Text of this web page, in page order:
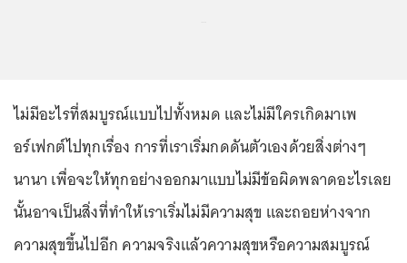
ไม่มีอะไรที่สมบูรณ์แบบไปทั้งหมด และไม่มีใครเกิดมาเพ
อร์เฟกต์ไปทุกเรื่อง การที่เราเริ่มกดดันตัวเองด้วยสิ่งต่างๆ
นานา เพื่อจะให้ทุกอย่างออกมาแบบไม่มีข้อผิดพลาดอะไรเลย
นั้นอาจเป็นสิ่งที่ทำให้เราเริ่มไม่มีความสุข และถอยห่างจาก
ความสุขขึ้นไปอีก ความจริงแล้วความสุขหรือความสมบูรณ์